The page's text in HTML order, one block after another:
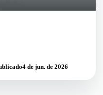
4 de jun. de 2026